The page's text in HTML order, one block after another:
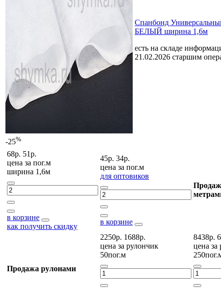
-25%
Спанбонд
БЕЛЫЙ ширина 1,6м
есть на складе
21.02.2026 старшим
68р. 51р.
цена за пог.м
ширина 1,6м
в корзине
как получить скидку
45р. 34р.
цена за пог.м
для оптовиков
в корзине
Продажа рулонами
2250р. 1688р.
цена за рулончик
50пог.м
8438р.
цена за